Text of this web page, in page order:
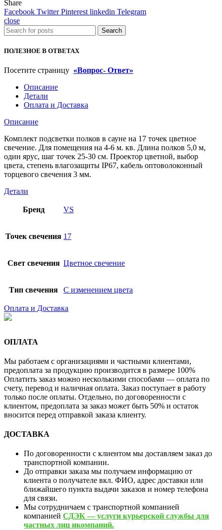
на
17
точек
цветного
Share
Facebook Twitter Pinterest linkedin Telegram
close
Search
ПОЛЕЗНОЕ В ОТВЕТАХ
Посетите страницу «Вопрос- Ответ»
Описание
Детали
Оплата и Доставка
Описание
Комплект подсветки полков в сауне на 17 точек цветное
свечение. Для помещения на 4-6 м. кв. Длина полков 5,0 м,
один ярус, шаг точек 25-30 см. Проектор цветной, выбор
цвета, степень влагозащиты IP67, кабель оптоволоконный
торцевого свечения 3 мм.
Детали
Бренд VS
Точек свечения 17
Свет свечения Цветное свечение
Тип свечения С изменением цвета
Оплата и Доставка
ОПЛАТА
Мы работаем с организациями и частными клиентами,
предоплата за продукцию производится в размере 100%
Оплатить заказ можно несколькими способами — оплата по
счету, перевод и наличная оплата. Заказ поступает в работу
только после оплаты. Отдельно, по договоренности с
клиентом, предоплата за заказ может быть 50% и остаток
вносится перед отправкой заказа клиенту.
ДОСТАВКА
По договоренности с клиентом мы доставляем заказ до
транспортной компании.
До отправки заказа мы получаем информацию от
клиента о получателе вкл. ФИО, адрес доставки или
ближайшего пункта выдачи заказов и номер телефона
для связи.
Мы сотрудничаем с транспортной компанией
компанией СДЭК — услуги курьерской службы для
частных лиц икомпаний.